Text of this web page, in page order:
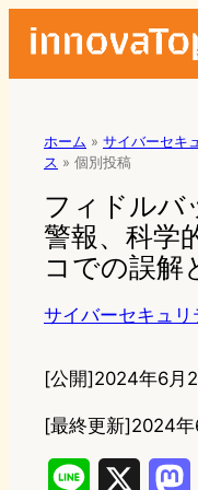
ホーム » サイバーセキ
ス » 個別投稿
フィドルバ
警報、科学
コでの誤解
サイバーセキュリ
[公開]2024年6月
[最終更新]2024